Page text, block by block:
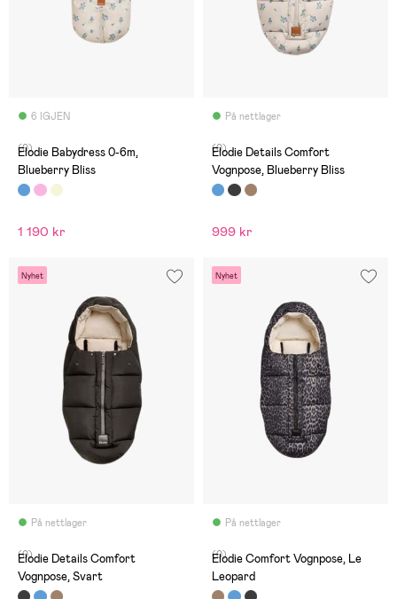
6 IGJEN
(0)
Elodie Babydress 0-6m,
Blueberry Bliss
1 190 kr
På nettlager
(0)
Elodie Details Comfort
Vognpose, Blueberry Bliss
999 kr
Nyhet
På nettlager
(0)
Elodie Details Comfort
Vognpose, Svart
Nyhet
På nettlager
(0)
Elodie Comfort Vognpose, Le
Leopard